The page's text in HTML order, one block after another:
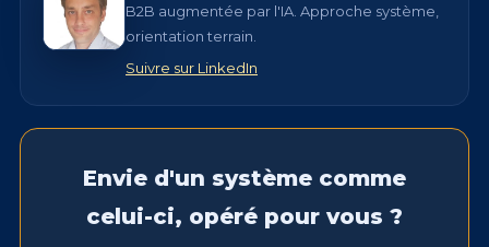
B2B augmentée par l'IA. Approche système,
orientation terrain.
Suivre sur LinkedIn
Envie d'un système comme
celui-ci, opéré pour vous ?